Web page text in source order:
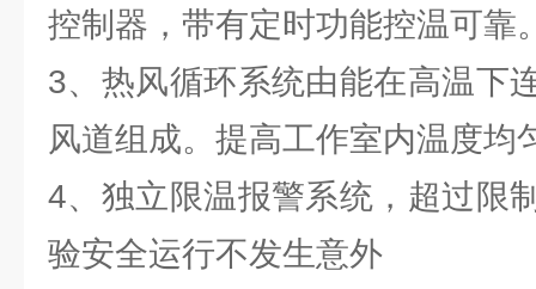
控制器，带有定时功能控温可靠
3、热风循环系统由能在高温下
风道组成。提高工作室内温度均
4、独立限温报警系统，超过限
验安全运行不发生意外